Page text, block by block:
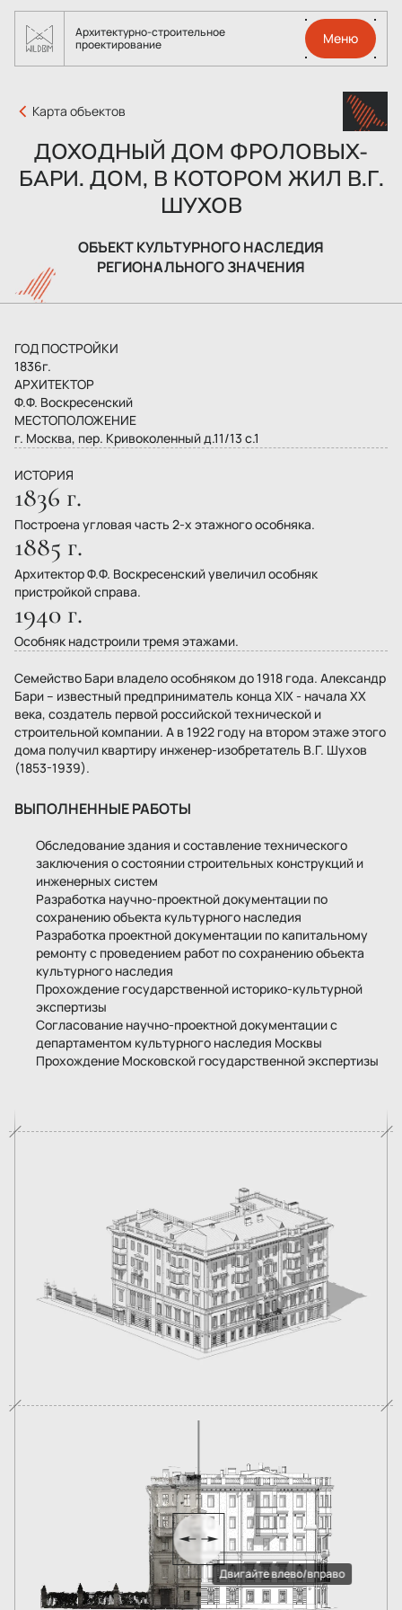
Архитектурно-строительное
проектирование
Меню
Карта объектов
ДОХОДНЫЙ ДОМ ФРОЛОВЫХ-
БАРИ. ДОМ, В КОТОРОМ ЖИЛ В.Г.
ШУХОВ
ОБЪЕКТ КУЛЬТУРНОГО НАСЛЕДИЯ
РЕГИОНАЛЬНОГО ЗНАЧЕНИЯ
ГОД ПОСТРОЙКИ
1836г.
АРХИТЕКТОР
Ф.Ф. Воскресенский
МЕСТОПОЛОЖЕНИЕ
г. Москва, пер. Кривоколенный д.11/13 с.1
ИСТОРИЯ
1836 г.
Построена угловая часть 2-х этажного особняка.
1885 г.
Архитектор Ф.Ф. Воскресенский увеличил особняк
пристройкой справа.
1940 г.
Особняк надстроили тремя этажами.
Семейство Бари владело особняком до 1918 года. Александр
Бари – известный предприниматель конца XIX - начала XX
века, создатель первой российской технической и
строительной компании. А в 1922 году на втором этаже этого
дома получил квартиру инженер-изобретатель В.Г. Шухов
(1853-1939).
ВЫПОЛНЕННЫЕ РАБОТЫ
Обследование здания и составление технического
заключения о состоянии строительных конструкций и
инженерных систем
Разработка научно-проектной документации по
сохранению объекта культурного наследия
Разработка проектной документации по капитальному
ремонту с проведением работ по сохранению объекта
культурного наследия
Прохождение государственной историко-культурной
экспертизы
Согласование научно-проектной документации с
департаментом культурного наследия Москвы
Прохождение Московской государственной экспертизы